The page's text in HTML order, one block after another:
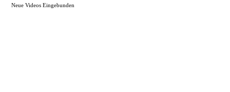
Neue Videos Eingebunden